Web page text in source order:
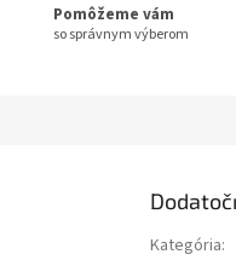
Pomôžeme vám
so správnym výberom
Kategória: